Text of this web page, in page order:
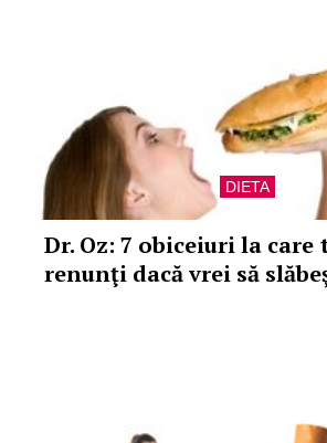
DIETA
Dr. Oz: 7 obiceiuri la care
renunţi dacă vrei să